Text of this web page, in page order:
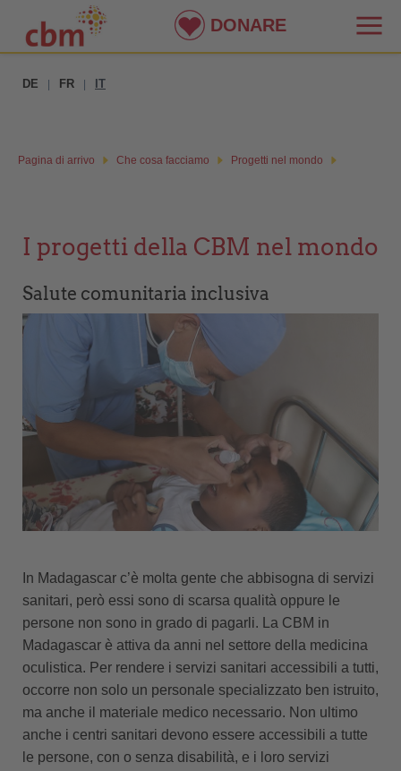
DE FR IT
Pagina di arrivo Che cosa facciamo Progetti nel mondo
I progetti della CBM nel mondo
Salute comunitaria inclusiva
In Madagascar c’è molta gente che abbisogna di servizi
sanitari, però essi sono di scarsa qualità oppure le
persone non sono in grado di pagarli. La CBM in
Madagascar è attiva da anni nel settore della medicina
oculistica. Per rendere i servizi sanitari accessibili a tutti,
occorre non solo un personale specializzato ben istruito,
ma anche il materiale medico necessario. Non ultimo
anche i centri sanitari devono essere accessibili a tutte
le persone, con o senza disabilità, e i loro servizi
DONARE